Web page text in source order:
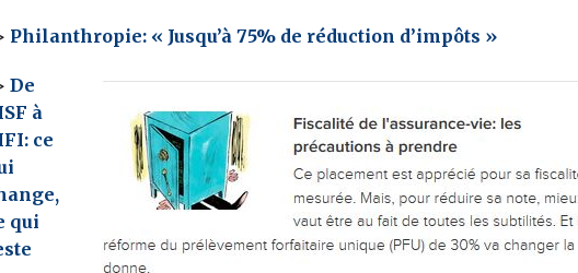
Philanthropie: « Jusqu’à 75% de réduction d’impôts »
De
à
ce
qui